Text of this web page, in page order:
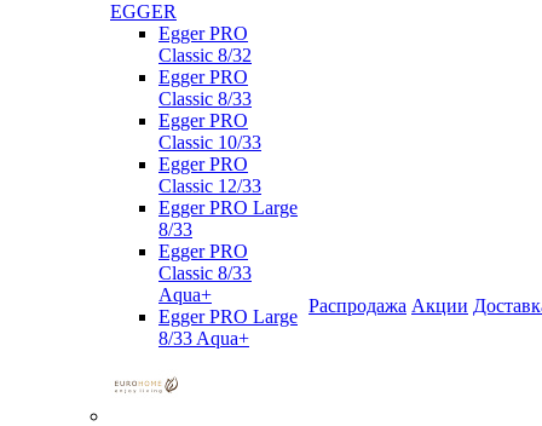
EGGER
Egger PRO
Classic 8/32
Egger PRO
Classic 8/33
Egger PRO
Classic 10/33
Egger PRO
Classic 12/33
Egger PRO Large
8/33
Egger PRO
Classic 8/33
Aqua+
Egger PRO Large
8/33 Aqua+
Распродажа Акции